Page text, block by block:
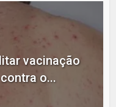
vacinação
o...